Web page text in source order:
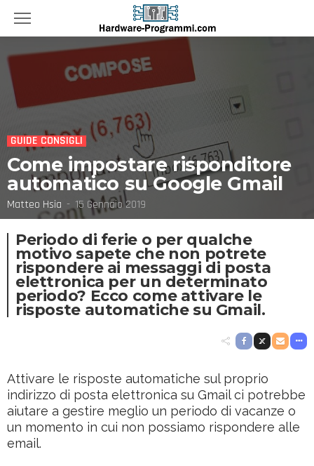
GUIDE CONSIGLI
Come impostare risponditore
automatico su Google Gmail
Matteo Hsia 15 Gennaio 2019
Periodo di ferie o per qualche
motivo sapete che non potrete
rispondere ai messaggi di posta
elettronica per un determinato
periodo? Ecco come attivare le
risposte automatiche su Gmail.
Attivare le risposte automatiche sul proprio
indirizzo di posta elettronica su Gmail ci potrebbe
aiutare a gestire meglio un periodo di vacanze o
un momento in cui non possiamo rispondere alle
email.